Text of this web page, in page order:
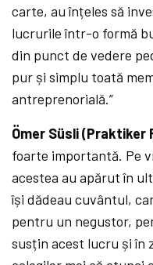
carte, au înțeles să
lucrurile într-o formă
din punct de vedere
pur și simplu toată
antreprenorială.”
Ömer Süsli
foarte importantă. Pe
acestea au apărut în
își dădeau cuvântul,
pentru un negustor,
susțin acest lucru și în